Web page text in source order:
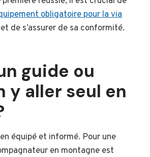
obligatoire pour la via
et de s’assurer de sa conformité.
guide ou
y aller seul en
équipé et informé. Pour une
en montagne est